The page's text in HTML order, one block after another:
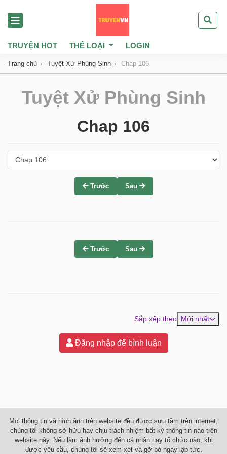
TRUYỆN HOT THỂ LOẠI LOGIN
Trang chủ Tuyệt Xử Phùng Sinh Chap 106
Tuyệt Xử Phùng Sinh
Chap 106
Trước Sau
Trước Sau
Sắp xếp theo Mới nhất
Đăng nhập để bình luận
Mọi thông tin và hình ảnh trên website đều được sưu tầm trên internet,
chúng tôi không sở hữu hay chịu trách nhiệm bất kỳ thông tin nào trên
website này. Nếu làm ảnh hưởng đến cá nhân hay tổ chức nào, khi
được yêu cầu, chúng tôi sẽ xem xét và gỡ bỏ ngay lập tức.